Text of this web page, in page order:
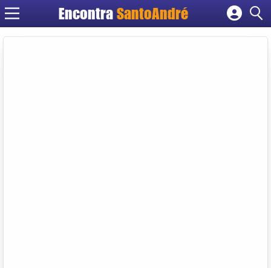
Encontra SantoAndré
Cadastrar empresa